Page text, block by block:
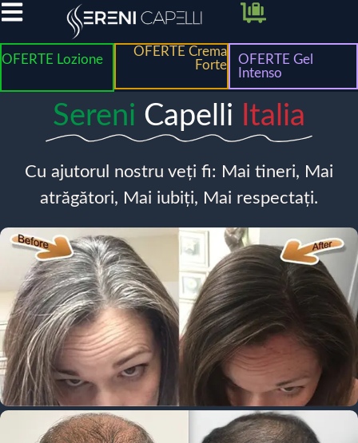
OFERTE Lozione
OFERTE Crema
Forte
OFERTE Gel
Intenso
Sereni Capelli Italia
Cu ajutorul nostru veți fi: Mai tineri, Mai
atrăgători, Mai iubiți, Mai respectați.